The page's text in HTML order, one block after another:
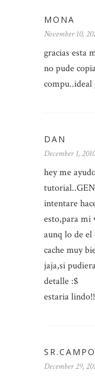
MONA
November 10,
gracias esta
no pude
DAN
December 1,
hey me
intentare
esto,para mi
aunq lo de
cache muy
jaja,si
detalle :$
estaria lindo!!
December 29,